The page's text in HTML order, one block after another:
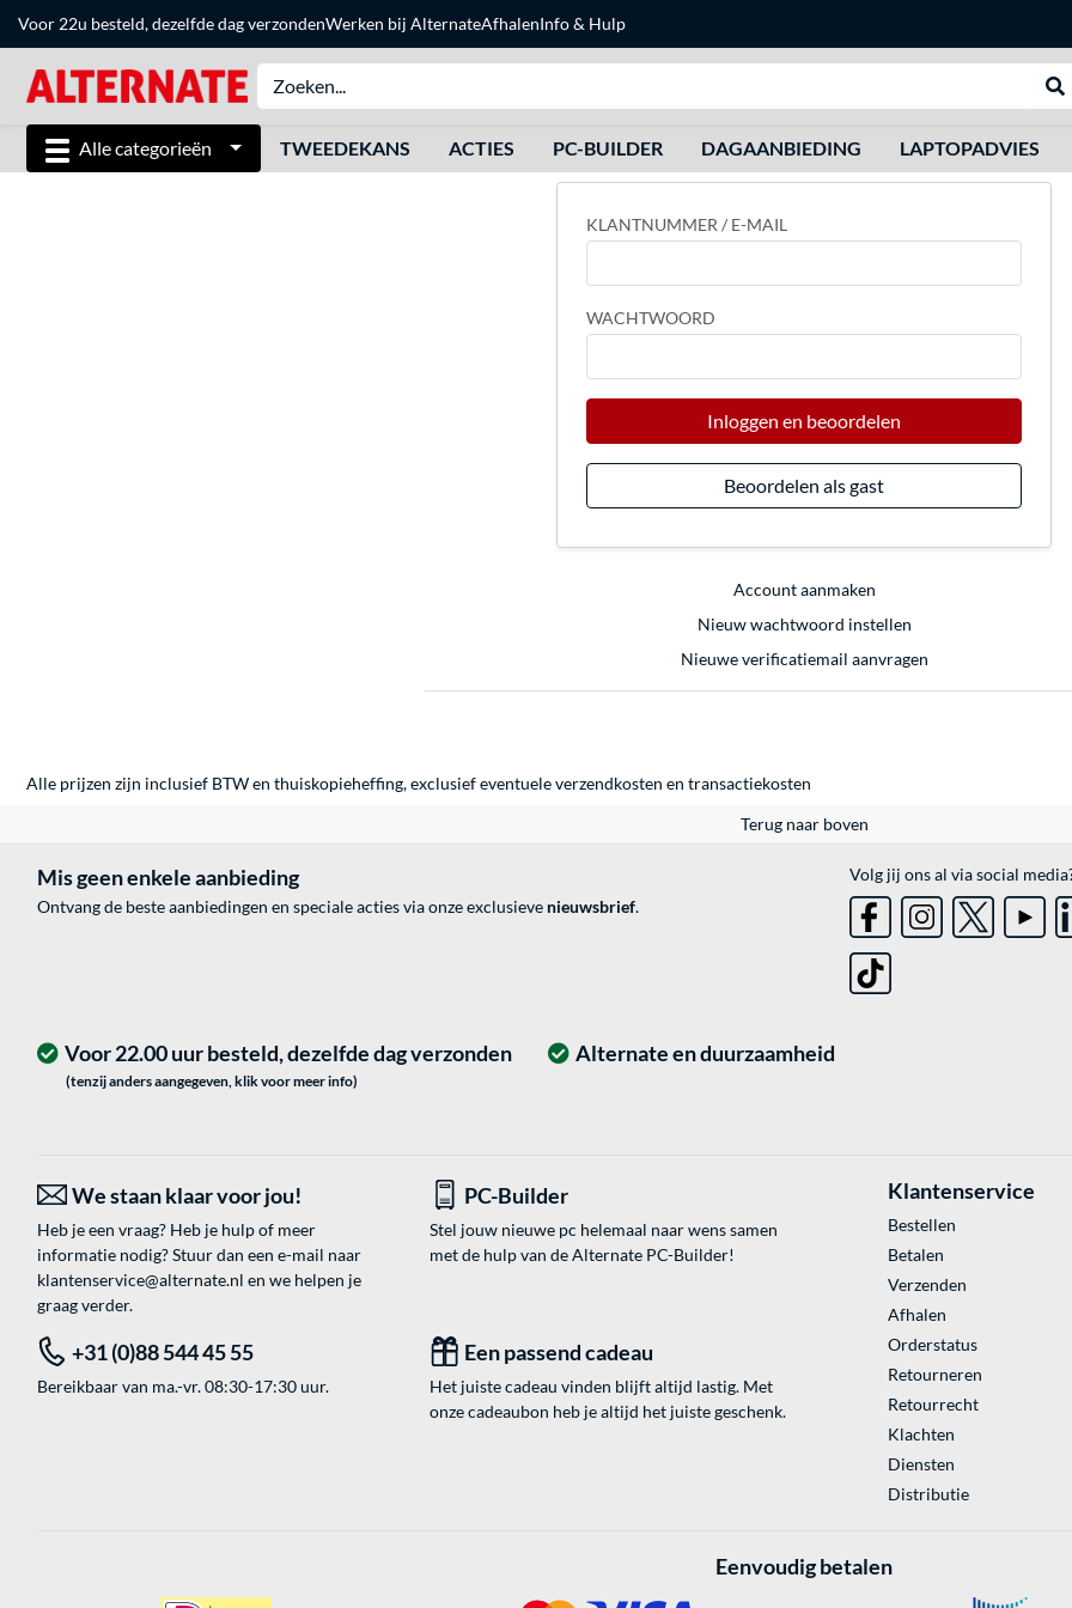
Voor 22u besteld, dezelfde dag verzondenWerken bij AlternateAfhalenInfo & Hulp
Alle categorieën TWEEDEKANS ACTIES PC-BUILDER DAGAANBIEDING LAPTOPADVIES
KLANTNUMMER / E-MAIL
WACHTWOORD
Inloggen en beoordelen
Beoordelen als gast
Account aanmaken
Nieuw wachtwoord instellen
Nieuwe verificatiemail aanvragen
Alle prijzen zijn inclusief BTW en thuiskopieheffing, exclusief eventueleverzendkosten en transactiekosten
Terug naar boven
Mis geen enkele aanbieding
Ontvang de beste aanbiedingen en speciale acties via onze exclusieve nieuwsbrief.
Volg jij ons al via social
Alternate en duurzaamheid
Voor 22.00 uur besteld, dezelfde dag verzonden
(tenzij anders aangegeven, klik voor meer info)
We staan klaar voor jou!
Heb je een vraag? Heb je hulp of meer
informatie nodig? Stuur dan een e-mail naar
klantenservice@alternate.nl en we helpen je
graag verder.
PC-Builder
Stel jouw nieuwe pc helemaal naar wens samen
met de hulp van de Alternate PC-Builder!
+31 (0)88 544 45 55
Bereikbaar van ma.-vr. 08:30-17:30 uur.
Een passend cadeau
Het juiste cadeau vinden blijft altijd lastig. Met
onze cadeaubon heb je altijd het juiste geschenk.
Klantenservice
Bestellen
Betalen
Verzenden
Afhalen
Orderstatus
Retourneren
Retourrecht
Klachten
Diensten
Distributie
Eenvoudig betalen